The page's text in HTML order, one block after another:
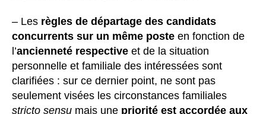
– Les règles de départage des candidats
concurrents sur un même poste en fonction de
l’ancienneté respective et de la situation
personnelle et familiale des intéressées sont
clarifiées : sur ce dernier point, ne sont pas
seulement visées les circonstances familiales
stricto sensu mais une priorité est accordée aux